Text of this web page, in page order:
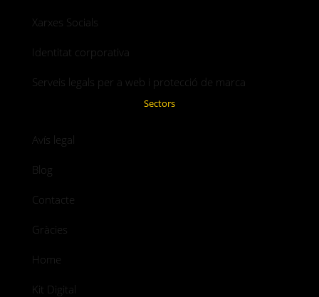
Xarxes Socials
Identitat corporativa
Serveis legals per a web i protecció de marca
Sectors
Avís legal
Blog
Contacte
Gràcies
Home
Kit Digital